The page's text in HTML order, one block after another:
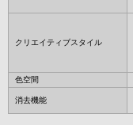
クリエイティブスタイル
色空間
消去機能